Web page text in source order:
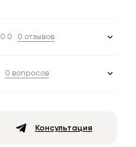
0.0 0 отзывов
0 вопросов
Консультация